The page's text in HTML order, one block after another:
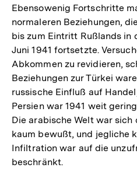
Ebensowenig Fortschritte
normaleren Beziehungen,
bis zum Eintritt Rußlands in
Juni 1941 fortsetzte.
Abkommen zu revidieren,
Beziehungen zur Türkei
russische Einfluß auf
Persien war 1941 weit
Die arabische Welt war sich
kaum bewußt, und jegliche
Infiltration war auf die
beschränkt.